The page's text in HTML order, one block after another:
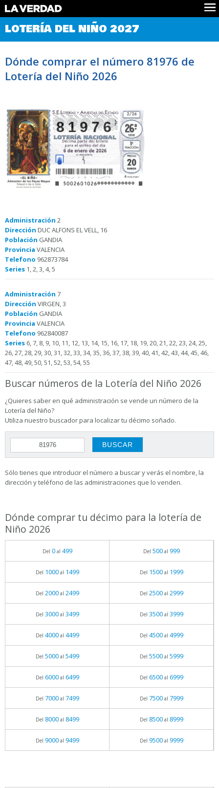
Comprobar Loteria del Niño
Premios
Noticias
Datos
LOTERÍA DEL NIÑO 2027
Dónde comprar el número 81976 de
Lotería del Niño 2026
81976
Administración 2
Dirección DUC ALFONS EL VELL, 16
Población GANDIA
Provincia VALENCIA
Telefono 962873784
Series 1, 2, 3, 4, 5
Administración 7
Dirección VIRGEN, 3
Población GANDIA
Provincia VALENCIA
Telefono 962840087
Series 6, 7, 8, 9, 10, 11, 12, 13, 14, 15, 16, 17, 18, 19, 20, 21, 22, 23, 24, 25,
26, 27, 28, 29, 30, 31, 32, 33, 34, 35, 36, 37, 38, 39, 40, 41, 42, 43, 44, 45, 46,
47, 48, 49, 50, 51, 52, 53, 54, 55
Buscar números de la Lotería del Niño 2026
¿Quieres saber en qué administración se vende un número de la
Lotería del Niño?
Utiliza nuestro buscador para localizar tu décimo soñado.
Sólo tienes que introducir el número a buscar y verás el nombre, la
dirección y teléfono de las administraciones que lo venden.
Dónde comprar tu décimo para la lotería de
Niño 2026
Del 0al 499 Del 500al 999
Del 1000al 1499 Del 1500al 1999
Del 2000al 2499 Del 2500al 2999
Del 3000al 3499 Del 3500al 3999
Del 4000al 4499 Del 4500al 4999
Del 5000al 5499 Del 5500al 5999
Del 6000al 6499 Del 6500al 6999
Del 7000al 7499 Del 7500al 7999
Del 8000al 8499 Del 8500al 8999
Del 9000al 9499 Del 9500al 9999